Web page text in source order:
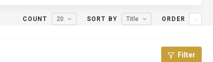
COUNT 20 SORT BY Title ORDER
Filter